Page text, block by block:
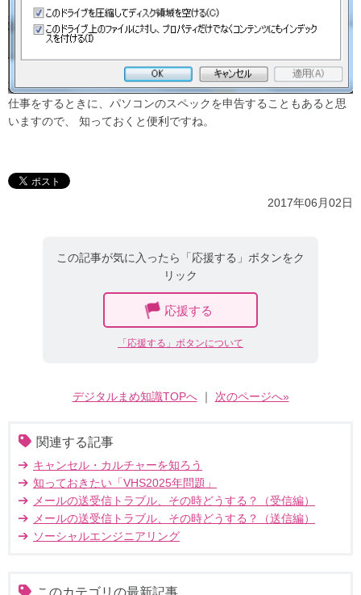
仕事をするときに、パソコンのスペックを申告することもあると思
いますので、 知っておくと便利ですね。
2017年06月02日
この記事が気に入ったら「応援する」ボタンをク
リック
応援する
「応援する」ボタンについて
デジタルまめ知識TOPへ｜ 次のページへ»
関連する記事
キャンセル・カルチャーを知ろう
知っておきたい「VHS2025年問題」
メールの送受信トラブル、その時どうする？（受信編）
メールの送受信トラブル、その時どうする？（送信編）
ソーシャルエンジニアリング
このカテゴリの最新記事